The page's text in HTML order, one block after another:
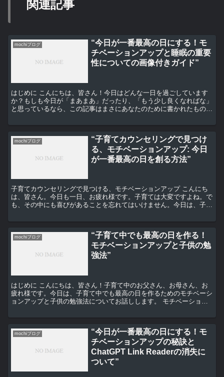
関連記事
mochiブログ
“今日が一番最高の日にする！モ
チベーションアップと睡眠の重要
性についての画像付きガイド”
はじめに こんにちは、皆さん！今日はどんな一日を過ごしています
か？もしも今日が「まあまあ」だったり、「もう少し良くなればな」
と思っているなら、この記事はまさにあなたのために書かれたもので
mochiブログ
“子育てカウンセリングで見つけ
る、モチベーションアップ: 今日
が一番最高の日を創る方法”
子育てカウンセリングで見つける、モチベーションアップ こんにち
は、皆さん。今日も一日、お疲れ様です。子育ては大変ですよね。で
も、その中にも喜びがあることを忘れてはいけません。今日は、子育
mochiブログ
“子育て中でも最高の日を作る！
モチベーションアップと子供の勉
強法”
はじめに こんにちは、皆さん！子育て中のお父さん、お母さん、お
疲れ様です。今日は、子育て中でも最高の日を作るためのモチベーシ
ョンアップと子供の勉強法についてお話しします。 モチベーション
mochiブログ
“今日が一番最高の日にする！モ
チベーションアップの秘訣と
ChatGPT Link Readerの消失に
ついて”